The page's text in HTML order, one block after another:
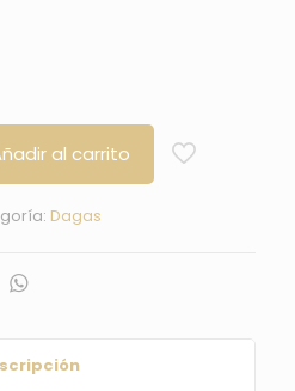
al carrito
Dagas